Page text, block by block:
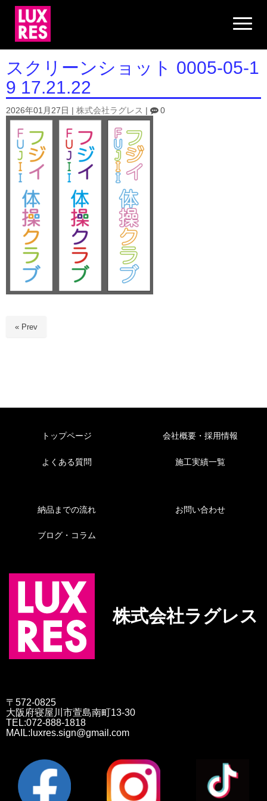
N
a
i
a
o
スクリーンショット 0005-05-1
9 17.21.22
2026年01月27日 株式会社ラグレス 0
« Prev
トップページ
よくある質問
会社概要・採用情報
施工実績一覧
納品までの流れ
ブログ・コラム
お問い合わせ
株式会社ラグレス
〒572-0825
大阪府寝屋川市萱島南町13-30
TEL:072-888-1818
MAIL:luxres.sign@gmail.com